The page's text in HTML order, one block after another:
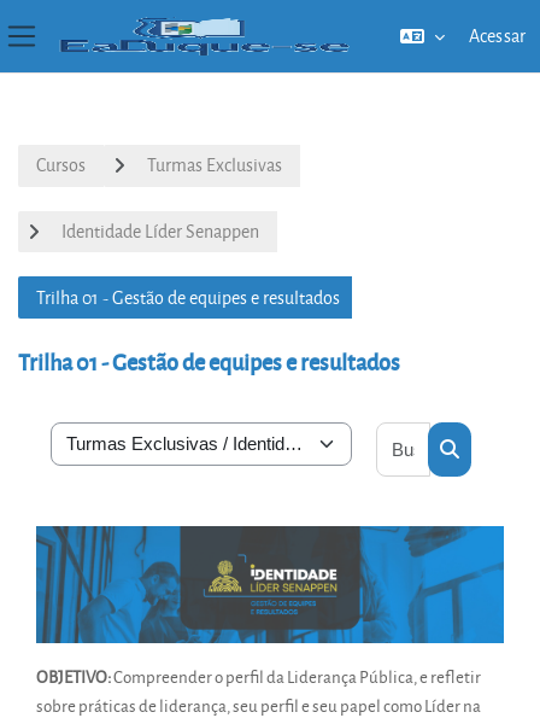
Acessar
Cursos Turmas Exclusivas
Identidade Líder Senappen
Trilha 01 - Gestão de equipes e resultados
Trilha 01 - Gestão de equipes e resultados
Categorias de Cursos
Buscar cursos
OBJETIVO:Compreender o perfil da Liderança Pública, e refletir
sobre práticas de liderança, seu perfil e seu papel como Líder na